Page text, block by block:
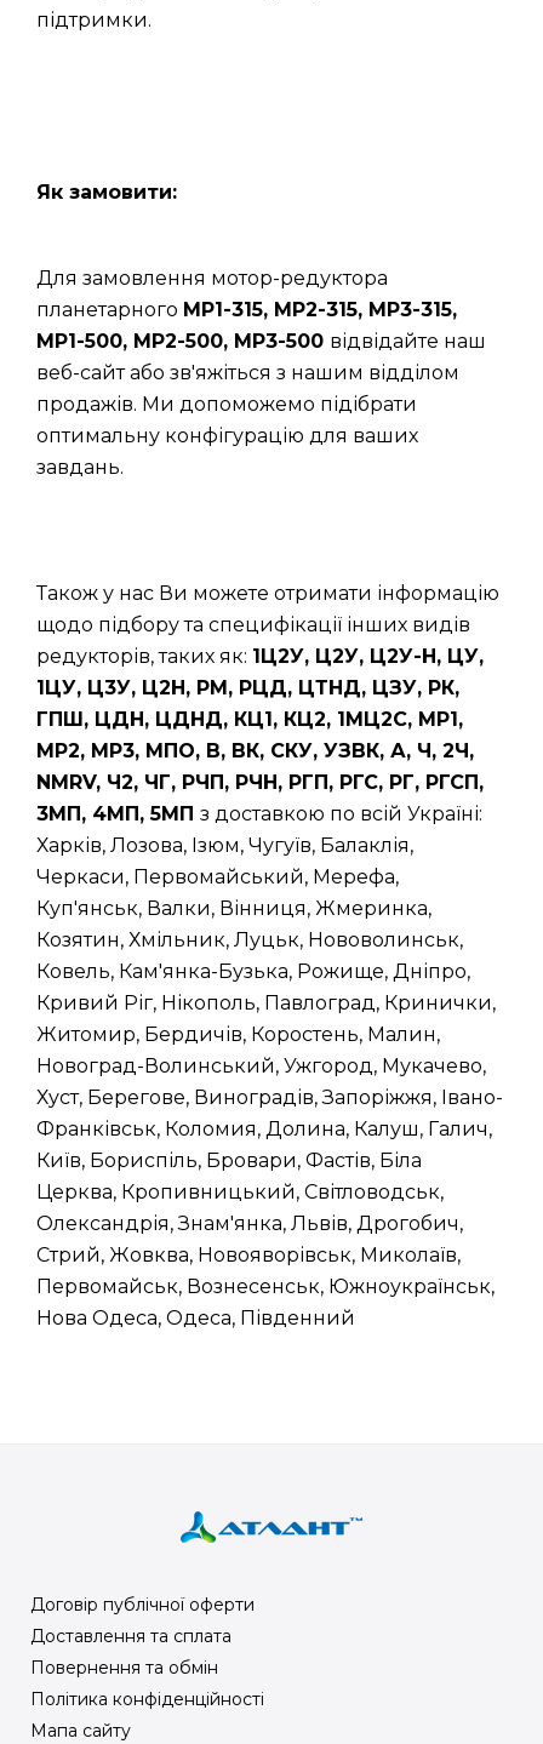
підтримки.
Як замовити:
Для замовлення мотор-редуктора
планетарного МР1-315, МР2-315, МР3-315,
МР1-500, МР2-500, МР3-500 відвідайте наш
веб-сайт або зв'яжіться з нашим відділом
продажів. Ми допоможемо підібрати
оптимальну конфігурацію для ваших
завдань.
Також у нас Ви можете отримати інформацію
щодо підбору та специфікації інших видів
редукторів, таких як: 1Ц2У, Ц2У, Ц2У-Н, ЦУ,
1ЦУ, Ц3У, Ц2Н, РМ, РЦД, ЦТНД, ЦЗУ, РК,
ГПШ, ЦДН, ЦДНД, КЦ1, КЦ2, 1МЦ2С, МР1,
МР2, МР3, МПО, В, ВК, СКУ, УЗВК, А, Ч, 2Ч,
NMRV, Ч2, ЧГ, РЧП, РЧН, РГП, РГС, РГ, РГСП,
3МП, 4МП, 5МП з доставкою по всій Україні:
Харків, Лозова, Ізюм, Чугуїв, Балаклія,
Черкаси, Первомайський, Мерефа,
Куп'янськ, Валки, Вінниця, Жмеринка,
Козятин, Хмільник, Луцьк, Нововолинськ,
Ковель, Кам'янка-Бузька, Рожище, Дніпро,
Кривий Ріг, Нікополь, Павлоград, Кринички,
Житомир, Бердичів, Коростень, Малин,
Новоград-Волинський, Ужгород, Мукачево,
Хуст, Берегове, Виноградів, Запоріжжя, Івано-
Франківськ, Коломия, Долина, Калуш, Галич,
Київ, Бориспіль, Бровари, Фастів, Біла
Церква, Кропивницький, Світловодськ,
Олександрія, Знам'янка, Львів, Дрогобич,
Стрий, Жовква, Новояворівськ, Миколаїв,
Первомайськ, Вознесенськ, Южноукраїнськ,
Нова Одеса, Одеса, Південний
Договір публічної оферти
Доставлення та сплата
Повернення та обмін
Політика конфіденційності
Мапа сайту